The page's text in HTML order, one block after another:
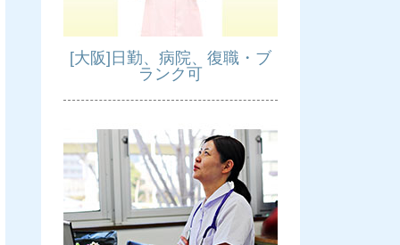
[大阪]日勤、病院、復職・ブ
ランク可